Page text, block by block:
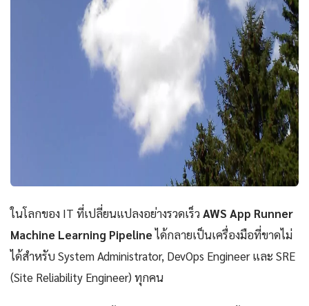
ในโลกของ IT ที่เปลี่ยนแปลงอย่างรวดเร็วAWS App Runner
Machine Learning Pipelineได้กลายเป็นเครื่องมือที่ขาดไม่
ได้สำหรับ System Administrator, DevOps Engineer และ SRE
(Site Reliability Engineer) ทุกคน